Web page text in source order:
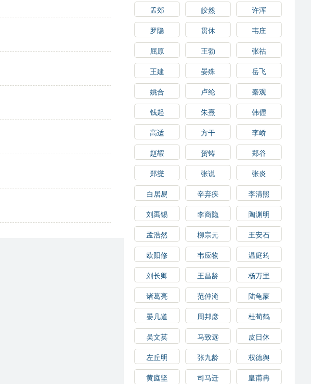
孟郊
皎然
许浑
罗隐
贯休
韦庄
屈原
王勃
张祜
王建
晏殊
岳飞
姚合
卢纶
秦观
钱起
朱熹
韩偓
高适
方干
李峤
赵嘏
贺铸
郑谷
郑燮
张说
张炎
白居易
辛弃疾
李清照
刘禹锡
李商隐
陶渊明
孟浩然
柳宗元
王安石
欧阳修
韦应物
温庭筠
刘长卿
王昌龄
杨万里
诸葛亮
范仲淹
陆龟蒙
晏几道
周邦彦
杜荀鹤
吴文英
马致远
皮日休
左丘明
张九龄
权德舆
黄庭坚
司马迁
皇甫冉